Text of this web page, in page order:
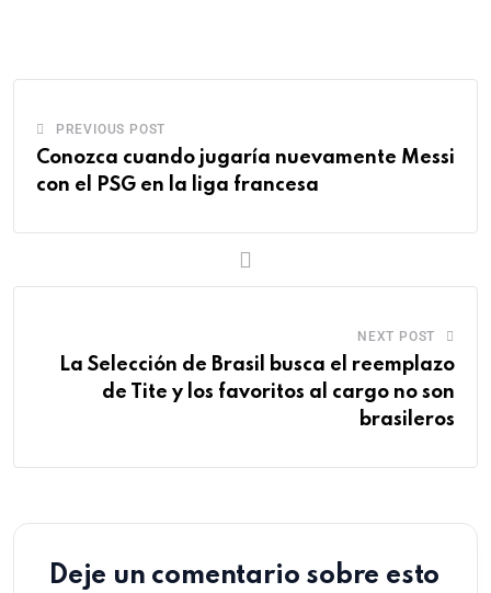
PREVIOUS POST
Conozca cuando jugaría nuevamente Messi
con el PSG en la liga francesa
NEXT POST
La Selección de Brasil busca el reemplazo
de Tite y los favoritos al cargo no son
brasileros
Deje un comentario sobre esto